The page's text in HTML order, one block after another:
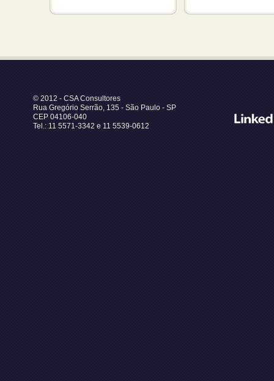
© 2012 - CSA Consultores
Rua Gregório Serrão, 135 - São Paulo - SP
CEP 04106-040
Tel.: 11 5571-3342 e 11 5539-0612